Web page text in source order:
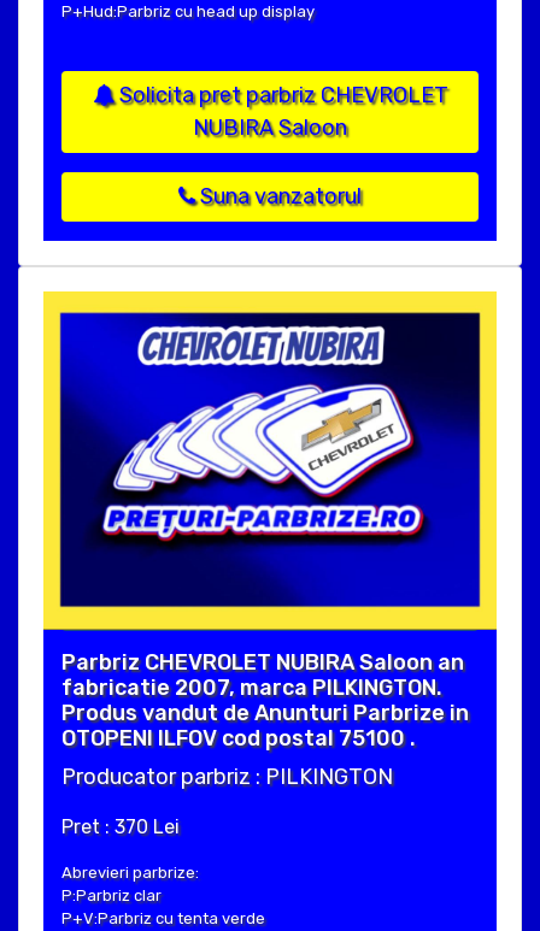
P+Hud:Parbriz cu head up display
Solicita pret parbriz CHEVROLET
NUBIRA Saloon
Suna vanzatorul
Parbriz CHEVROLET NUBIRA Saloon an
fabricatie 2007, marca PILKINGTON.
Produs vandut de Anunturi Parbrize in
OTOPENI ILFOV cod postal 75100 .
Producator parbriz : PILKINGTON
Pret : 370 Lei
Abrevieri parbrize:
P:Parbriz clar
P+V:Parbriz cu tenta verde